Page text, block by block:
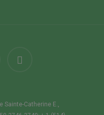
Sainte-Catherine E.,